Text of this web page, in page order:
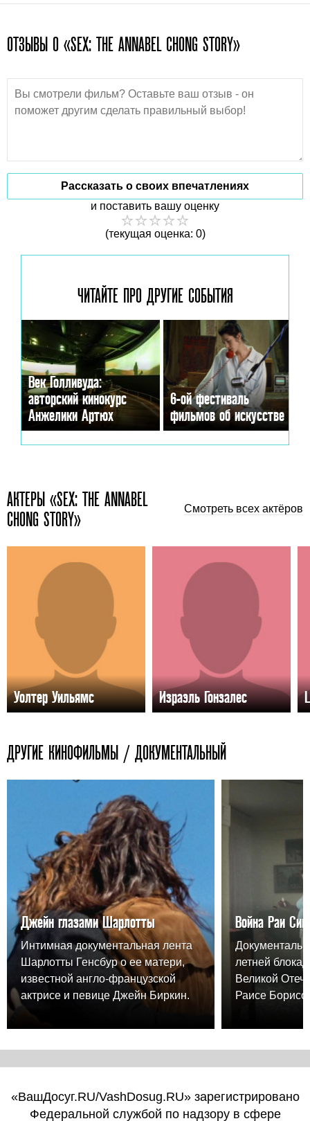
ОТЗЫВЫ О «SEX: THE ANNABEL CHONG STORY»
Рассказать о своих впечатлениях
и поставить вашу оценку
(текущая оценка: 0)
ЧИТАЙТЕ ПРО ДРУГИЕ СОБЫТИЯ
Век Голливуда:
авторский кинокурс
Анжелики Артюх
6-ой фестиваль
фильмов об искусстве
АКТЕРЫ «SEX: THE ANNABEL
CHONG STORY»
Смотреть всех актёров
Уолтер Уильямс Израэль Гонзалес
ДРУГИЕ КИНОФИЛЬМЫ / ДОКУМЕНТАЛЬНЫЙ
Джейн глазами Шарлотты
Интимная документальная лента
Шарлотты Генсбур о ее матери,
известной англо-французской
актрисе и певице Джейн Биркин.
Война Раи
летней
Великой
Раисе
«ВашДосуг.RU/VashDosug.RU» зарегистрировано
Федеральной службой по надзору в сфере